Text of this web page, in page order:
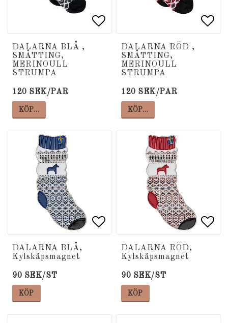
Lägg till i
Lägg till i
DALARNA BLÅ ,
SMÅTTING,
MERINOULL
STRUMPA
120 SEK/PAR
KÖP…
DALARNA RÖD ,
SMÅTTING,
MERINOULL
STRUMPA
120 SEK/PAR
KÖP…
Lägg till i
Lägg till i
DALARNA BLÅ,
Kylskåpsmagnet
90 SEK/ST
KÖP
DALARNA RÖD,
Kylskåpsmagnet
90 SEK/ST
KÖP